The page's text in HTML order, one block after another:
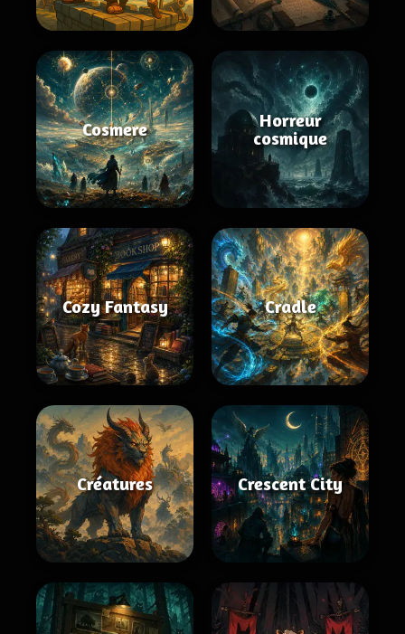
Cosmere
Horreur
cosmique
Cozy Fantasy Cradle
Créatures Crescent City